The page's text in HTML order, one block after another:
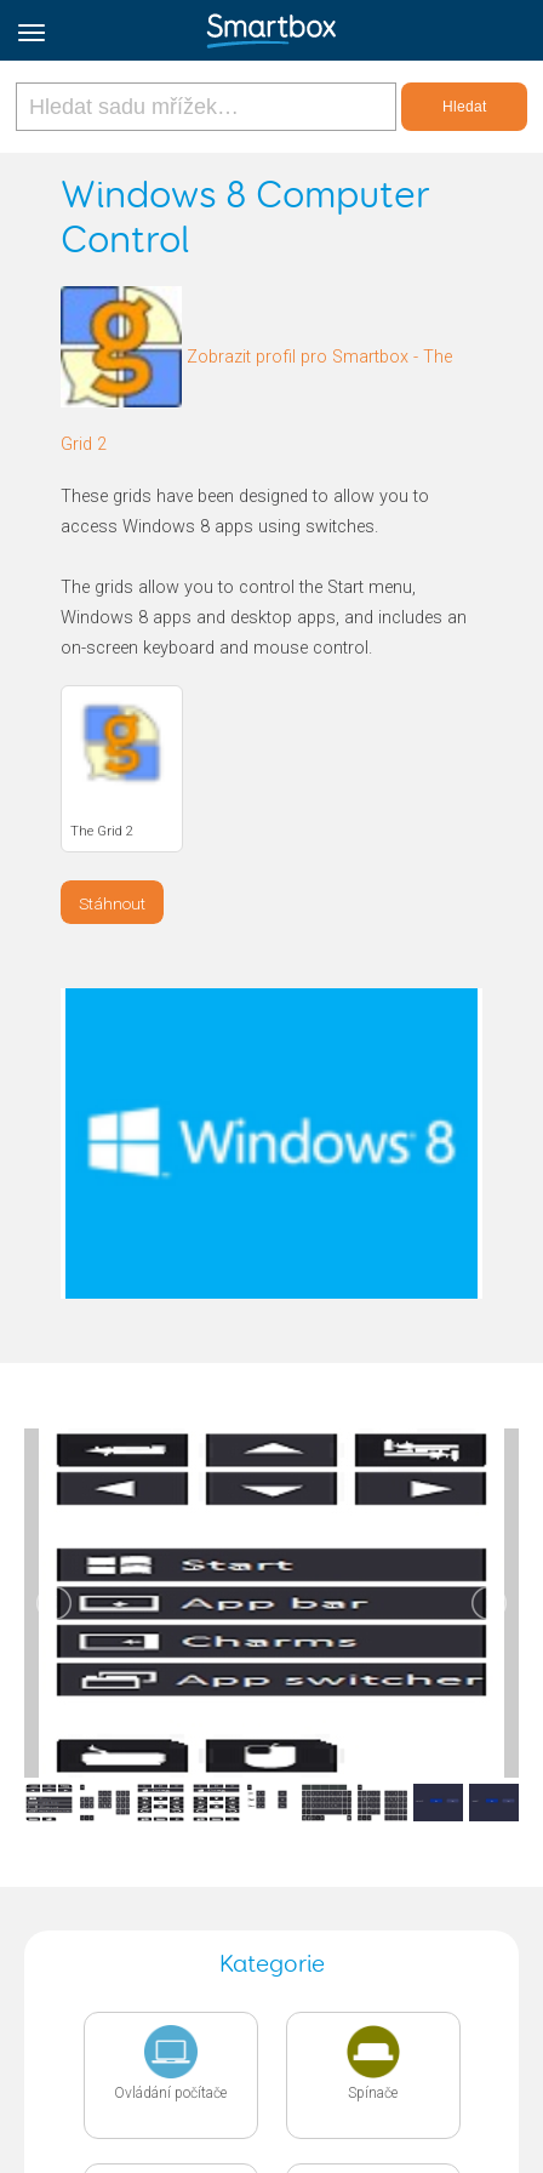
Online Grids
Zaregistrovat se
Windows 8 Computer
Control
Zobrazit profil pro Smartbox - The
Grid 2
These grids have been designed to allow you to
access Windows 8 apps using switches.
The grids allow you to control the Start menu,
Windows 8 apps and desktop apps, and includes an
on-screen keyboard and mouse control.
The Grid 2
Stáhnout
Kategorie
Ovládání počítače Spínače